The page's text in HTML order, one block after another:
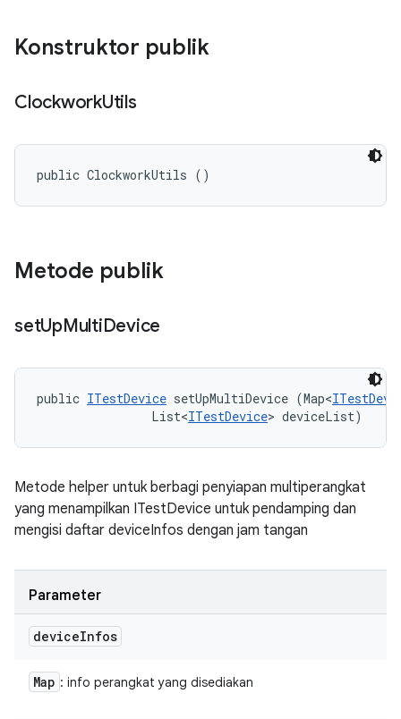
Konstruktor publik
ClockworkUtils
public ClockworkUtils ()
Metode publik
setUpMultiDevice
public ITestDevice setUpMultiDevice (Map<
                List<
ITestDevice> deviceList)
Metode helper untuk berbagi penyiapan multiperangkat
yang menampilkan ITestDevice untuk pendamping dan
mengisi daftar deviceInfos dengan jam tangan
Parameter
deviceInfos
Map : info perangkat yang disediakan